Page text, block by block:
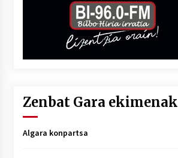
Zenbat Gara ekimenak
Algara konpartsa